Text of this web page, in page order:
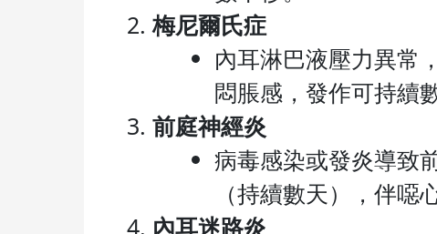
梅尼爾氏症
內耳淋巴液壓力異常
悶脹感，發作可持續
前庭神經炎
病毒感染或發炎導致
（持續數天），伴噁
內耳迷路炎